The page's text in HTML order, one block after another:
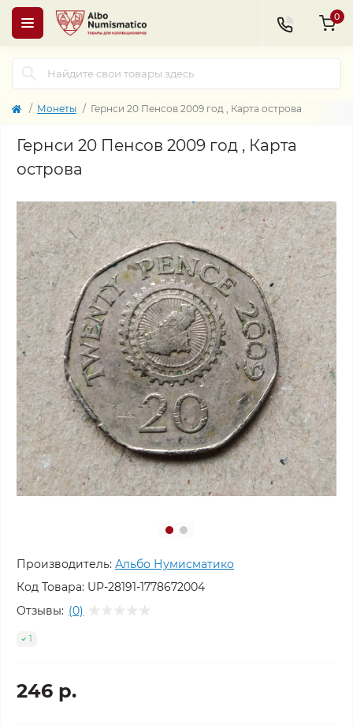
0
Монеты Гернси 20 Пенсов 2009 год , Карта острова
Гернси 20 Пенсов 2009 год , Карта
острова
Производитель: Альбо Нумисматико
Код Товара: UP-28191-1778672004
Отзывы: (0)
1
246 р.